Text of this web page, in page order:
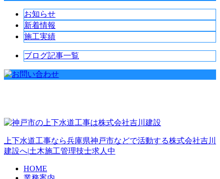
お知らせ
新着情報
施工実績
ブログ記事一覧
上下水道工事なら兵庫県神戸市などで活動する株式会社吉川
建設へ|土木施工管理技士求人中
HOME